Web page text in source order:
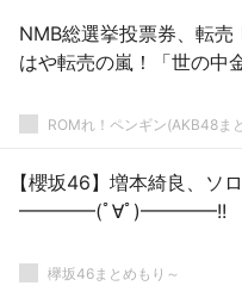
NMB総選挙投票券、転売
はや転売の嵐！「世の中
ROMれ！ペンギン(AKB48ま
【櫻坂46】増本綺良、ソ
━━━━(ﾟ∀ﾟ)━━━━!!
欅坂46まとめもり～